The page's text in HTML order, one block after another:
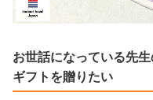
お世話になっている先
ギフトを贈りたい